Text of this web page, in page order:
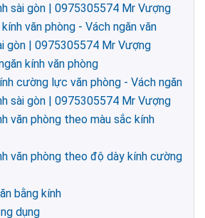
sài gòn | 0975305574 Mr Vượng
văn phòng - Vách ngăn văn
gòn | 0975305574 Mr Vượng
kính văn phòng
cường lực văn phòng - Vách ngăn
sài gòn | 0975305574 Mr Vượng
văn phòng theo màu sắc kính
văn phòng theo độ dày kính cường
bằng kính
dụng